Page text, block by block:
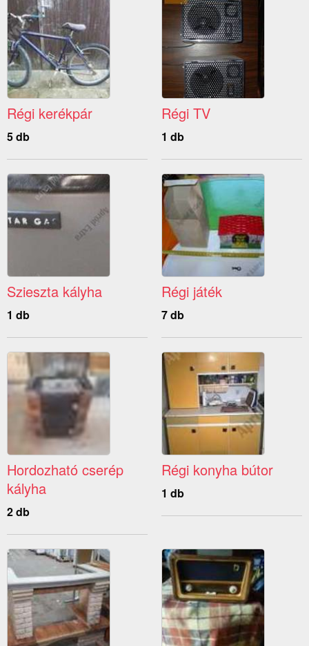
Régi kerékpár
5 db
Régi TV
1 db
Szieszta kályha
1 db
Régi játék
7 db
Hordozható cserép
kályha
2 db
Régi konyha bútor
1 db